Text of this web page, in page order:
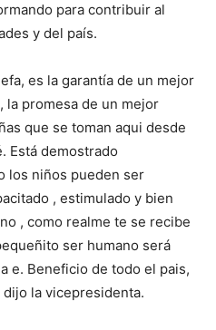
para contribuir al
y del país.
es la garantía de un mejor
la promesa de un mejor
que se toman aqui desde
Está demostrado
los niños pueden ser
, estimulado y bien
, como realme te se recibe
ser humano será
e. Beneficio de todo el pais,
la vicepresidenta.